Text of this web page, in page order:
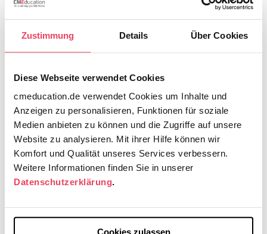
Zustimmung Details Über Cookies
Diese Webseite verwendet Cookies
cmeducation.de verwendet Cookies um Inhalte und
Anzeigen zu personalisieren, Funktionen für soziale
Medien anbieten zu können und die Zugriffe auf unsere
Website zu analysieren. Mit ihrer Hilfe können wir
Komfort und Qualität unseres Services verbessern.
Weitere Informationen finden Sie in unserer
Datenschutzerklärung.
2760909014565240017
Laufzeit bis:1 Juli 2026
Fortbildungskategorie:I
CME-Punkte:2
Kosten:230,00€ (zzgl. MwSt) für 4 Module
Die Inhalte wurden erstellt in Zusammenarbeit mit derWinicker
Norimed GmbH.
Kein Förderer unterstützt diese Fortbildung finanziell.